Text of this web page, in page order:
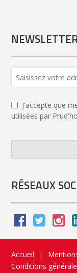
J'accepte que
utilisées par
Email *
RÉSEAUX
Accueil |
Conditions